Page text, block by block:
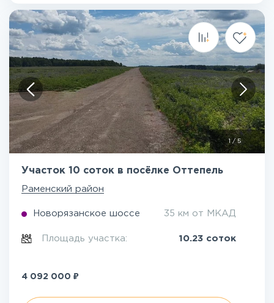
1/ 5
Участок 10 соток в посёлке Оттепель
Раменский район
Новорязанское шоссе 35 км от МКАД
Площадь участка: 10.23 соток
4 092 000 ₽